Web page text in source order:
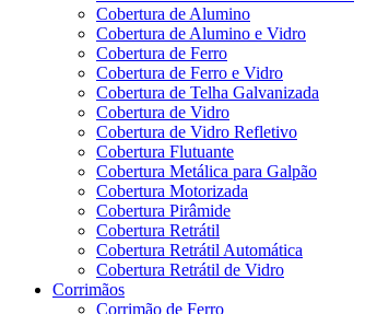
Cobertura de Alumino
Cobertura de Alumino e Vidro
Cobertura de Ferro
Cobertura de Ferro e Vidro
Cobertura de Telha Galvanizada
Cobertura de Vidro
Cobertura de Vidro Refletivo
Cobertura Flutuante
Cobertura Metálica para Galpão
Cobertura Motorizada
Cobertura Pirâmide
Cobertura Retrátil
Cobertura Retrátil Automática
Cobertura Retrátil de Vidro
Corrimãos
Corrimão de Ferro